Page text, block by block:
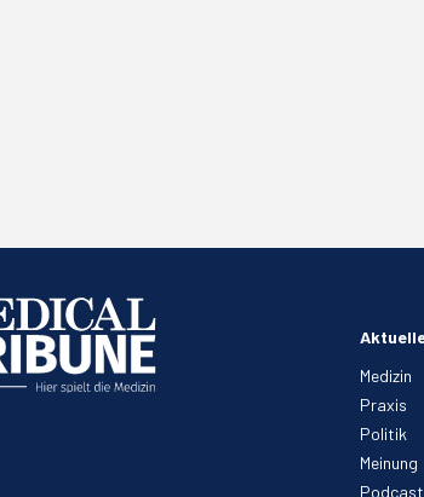
Medizin
Praxis
Politik
Meinung
Podcast